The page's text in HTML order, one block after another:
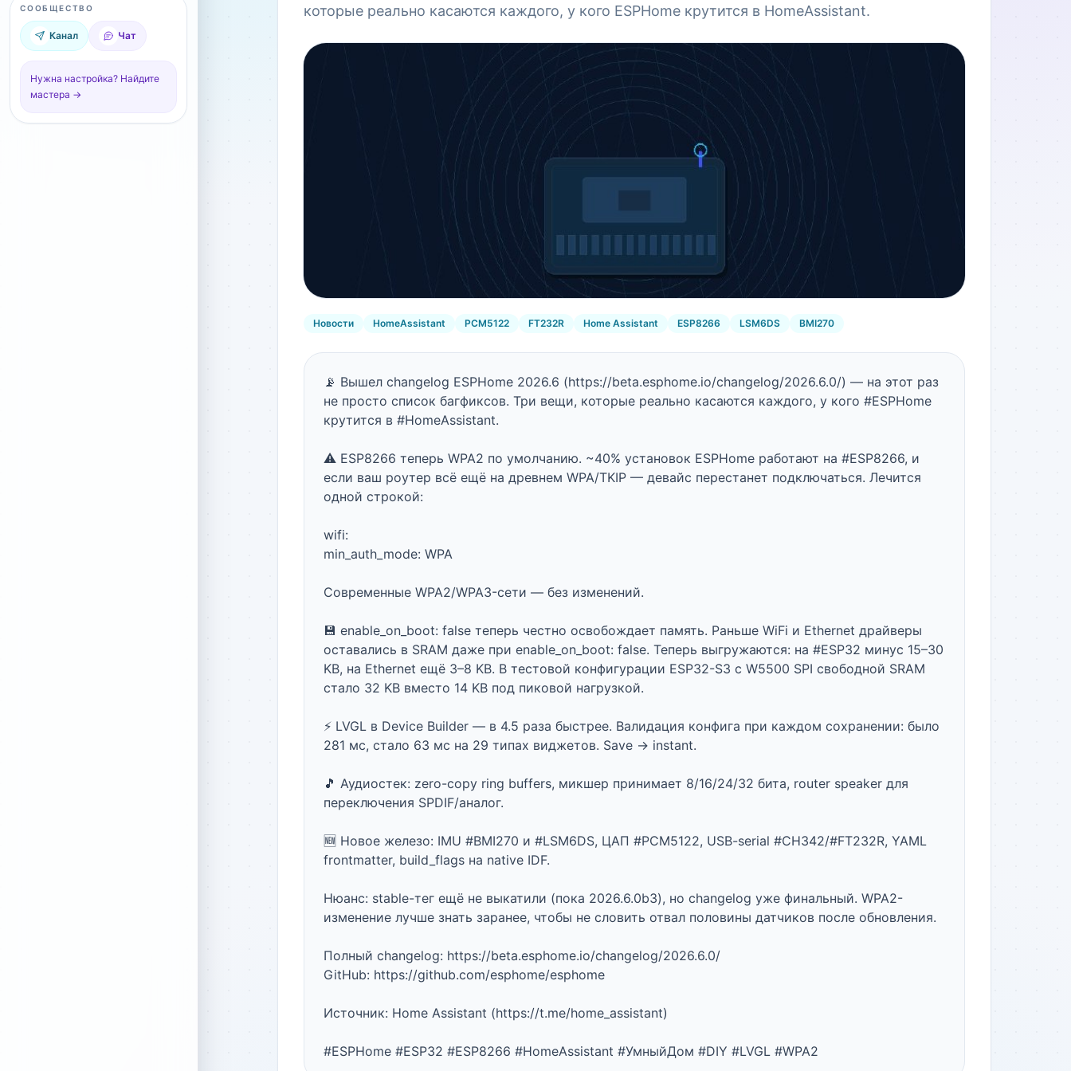
СООБЩЕСТВО
Канал Чат
Нужна настройка? Найдите
мастера →
которые реально касаются каждого, у кого ESPHome крутится в HomeAssistant.
Новости HomeAssistant PCM5122 FT232R Home Assistant ESP8266 LSM6DS BMI270
📡 Вышел changelog ESPHome 2026.6 (https://beta.esphome.io/changelog/2026.6.0/) — на этот раз
не просто список багфиксов. Три вещи, которые реально касаются каждого, у кого #ESPHome
крутится в #HomeAssistant.
⚠️ ESP8266 теперь WPA2 по умолчанию. ~40% установок ESPHome работают на #ESP8266, и
если ваш роутер всё ещё на древнем WPA/TKIP — девайс перестанет подключаться. Лечится
одной строкой:
wifi:
min_auth_mode: WPA
Современные WPA2/WPA3-сети — без изменений.
💾 enable_on_boot: false теперь честно освобождает память. Раньше WiFi и Ethernet драйверы
оставались в SRAM даже при enable_on_boot: false. Теперь выгружаются: на #ESP32 минус 15–30
KB, на Ethernet ещё 3–8 KB. В тестовой конфигурации ESP32-S3 с W5500 SPI свободной SRAM
стало 32 KB вместо 14 KB под пиковой нагрузкой.
⚡️ LVGL в Device Builder — в 4.5 раза быстрее. Валидация конфига при каждом сохранении: было
281 мс, стало 63 мс на 29 типах виджетов. Save → instant.
🎵 Аудиостек: zero-copy ring buffers, микшер принимает 8/16/24/32 бита, router speaker для
переключения SPDIF/аналог.
🆕 Новое железо: IMU #BMI270 и #LSM6DS, ЦАП #PCM5122, USB-serial #CH342/#FT232R, YAML
frontmatter, build_flags на native IDF.
Нюанс: stable-тег ещё не выкатили (пока 2026.6.0b3), но changelog уже финальный. WPA2-
изменение лучше знать заранее, чтобы не словить отвал половины датчиков после обновления.
Полный changelog: https://beta.esphome.io/changelog/2026.6.0/
GitHub: https://github.com/esphome/esphome
Источник: Home Assistant (https://t.me/home_assistant)
#ESPHome #ESP32 #ESP8266 #HomeAssistant #УмныйДом #DIY #LVGL #WPA2